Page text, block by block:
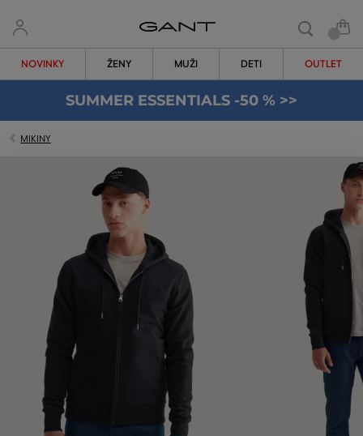
NOVINKY ŽENY MUŽI DETI OUTLET
SUMMER ESSENTIALS -50 % >>
MIKINY